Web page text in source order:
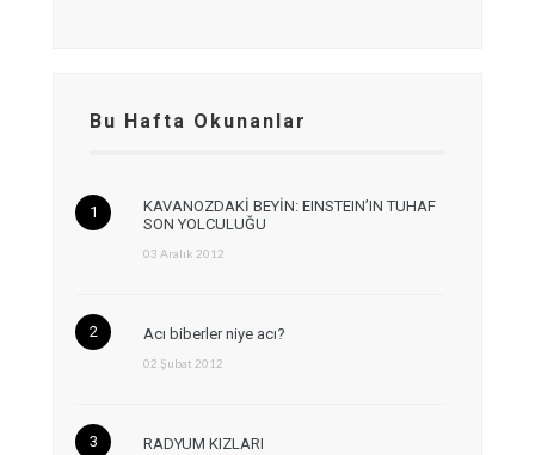
Bu Hafta Okunanlar
KAVANOZDAKİ BEYİN: EINSTEIN’IN TUHAF
SON YOLCULUĞU
03 Aralık 2012
Acı biberler niye acı?
02 Şubat 2012
RADYUM KIZLARI